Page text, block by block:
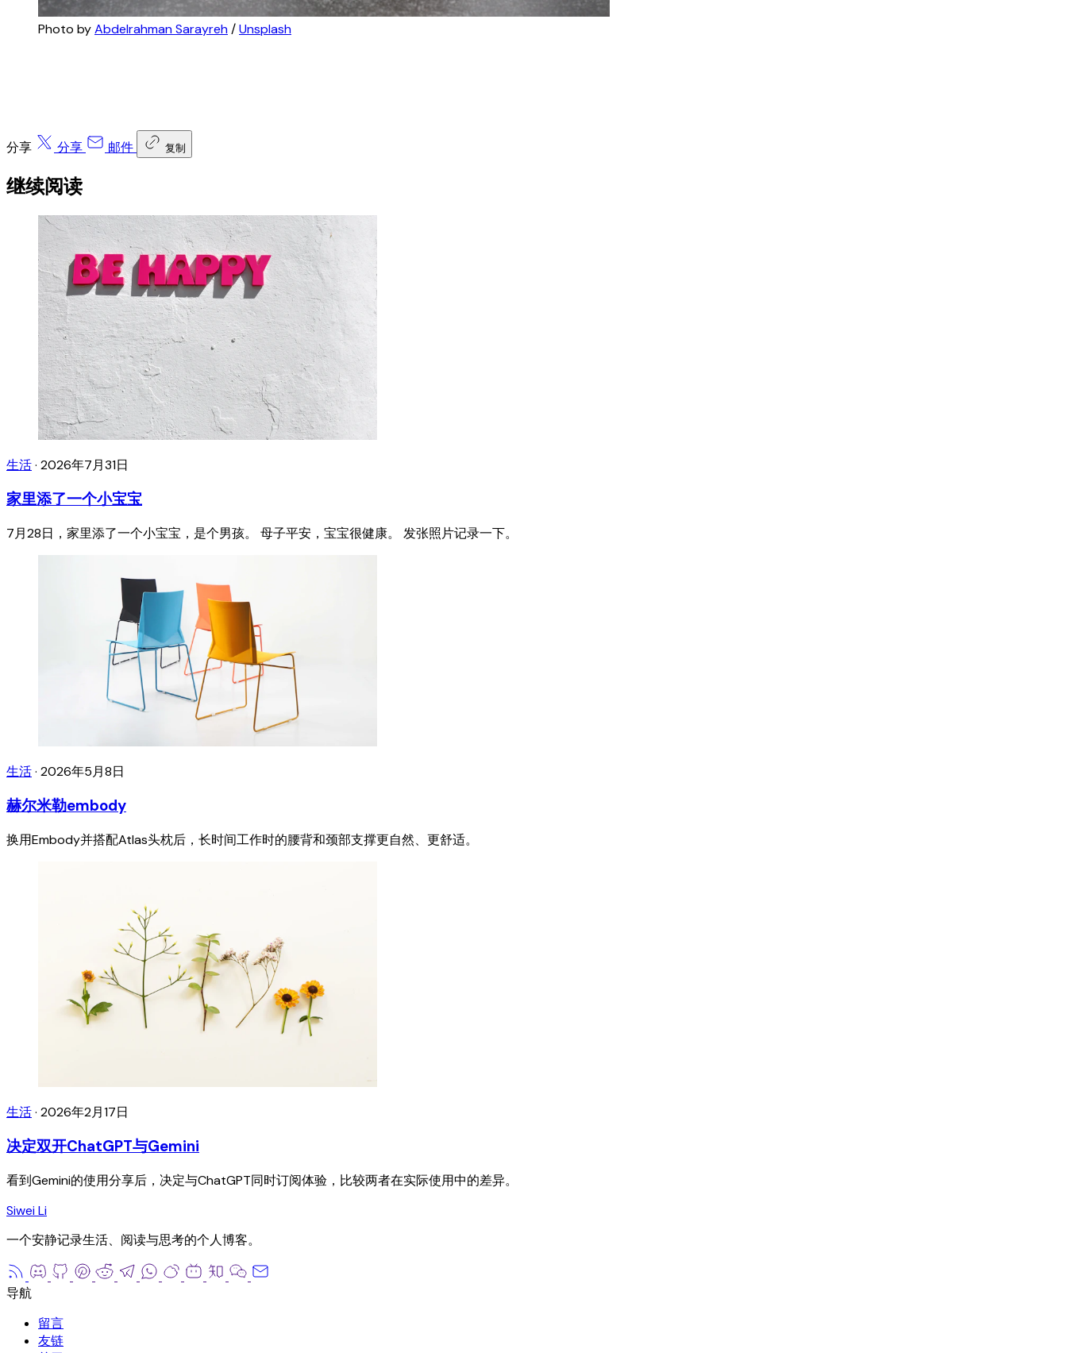
Photo by Abdelrahman Sarayreh / Unsplash
分享 分享 邮件 复制
继续阅读
生活· 2026年7月31日
家里添了一个小宝宝
7月28日，家里添了一个小宝宝，是个男孩。 母子平安，宝宝很健康。 发张照片记录一下。
生活· 2026年5月8日
赫尔米勒embody
换用Embody并搭配Atlas头枕后，长时间工作时的腰背和颈部支撑更自然、更舒适。
生活· 2026年2月17日
决定双开ChatGPT与Gemini
看到Gemini的使用分享后，决定与ChatGPT同时订阅体验，比较两者在实际使用中的差异。
Siwei Li
一个安静记录生活、阅读与思考的个人博客。
留言
友链